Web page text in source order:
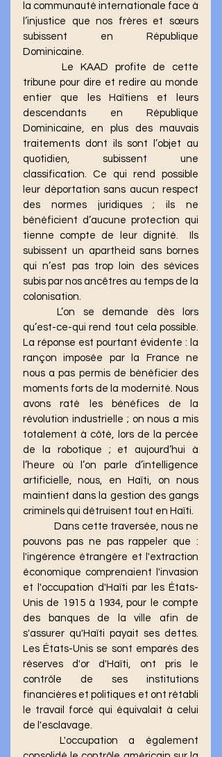
la communauté internationale face à
l’injustice que nos frères et sœurs
subissent en République
Dominicaine.
tribune pour dire et redire au monde
entier que les Haïtiens et leurs
descendants en République
Dominicaine, en plus des mauvais
traitements dont ils sont l’objet au
quotidien, subissent une
classification. Ce qui rend possible
leur déportation sans aucun respect
des normes juridiques ; ils ne
bénéficient d’aucune protection qui
tienne compte de leur dignité.  Ils
subissent un apartheid sans bornes
qui n’est pas trop loin des sévices
subis par nos ancêtres au temps de la
colonisation.
qu’est-ce-qui rend tout cela possible.
La réponse est pourtant évidente : la
rançon imposée par la France ne
nous a pas permis de bénéficier des
moments forts de la modernité. Nous
avons raté les bénéfices de la
révolution industrielle ; on nous a mis
totalement à côté, lors de la percée
de la robotique ; et aujourd’hui à
l’heure où l’on parle d’intelligence
artificielle, nous, en Haïti, on nous
maintient dans la gestion des gangs
criminels qui détruisent tout en Haïti.
pouvons pas ne pas rappeler que :
l'ingérence étrangère et l'extraction
économique comprenaient l'invasion
et l'occupation d'Haïti par les États-
Unis de 1915 à 1934, pour le compte
des banques de la ville afin de
s'assurer qu'Haïti payait ses dettes.
Les États-Unis se sont emparés des
réserves d'or d'Haïti, ont pris le
contrôle de ses institutions
financières et politiques et ont rétabli
le travail forcé qui équivalait à celui
de l'esclavage.